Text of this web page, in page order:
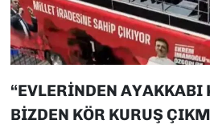
“EVLERİNDEN
BİZDEN KÖR KURUŞ